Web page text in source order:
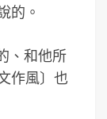
的。
、和他所
作風〕也